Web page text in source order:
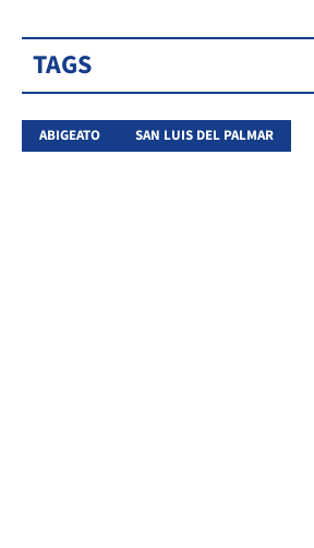
TAGS
ABIGEATO SAN LUIS DEL PALMAR